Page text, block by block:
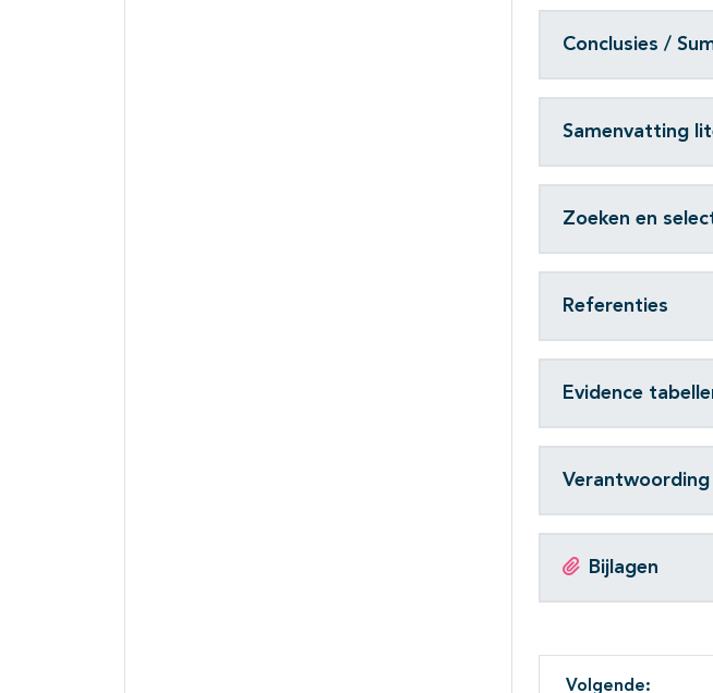
Conclusies /
Samenvatting
Zoeken en
Referenties
Evidence
Verantwoording
Bijlagen
Volgende: